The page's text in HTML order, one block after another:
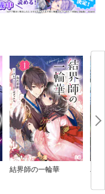
結界師の一輪華
バ
今